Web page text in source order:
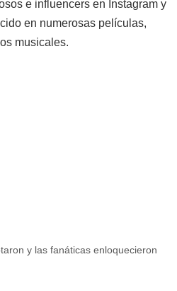
e influencers en Instagram y
en numerosas películas,
musicales.
y las fanáticas enloquecieron